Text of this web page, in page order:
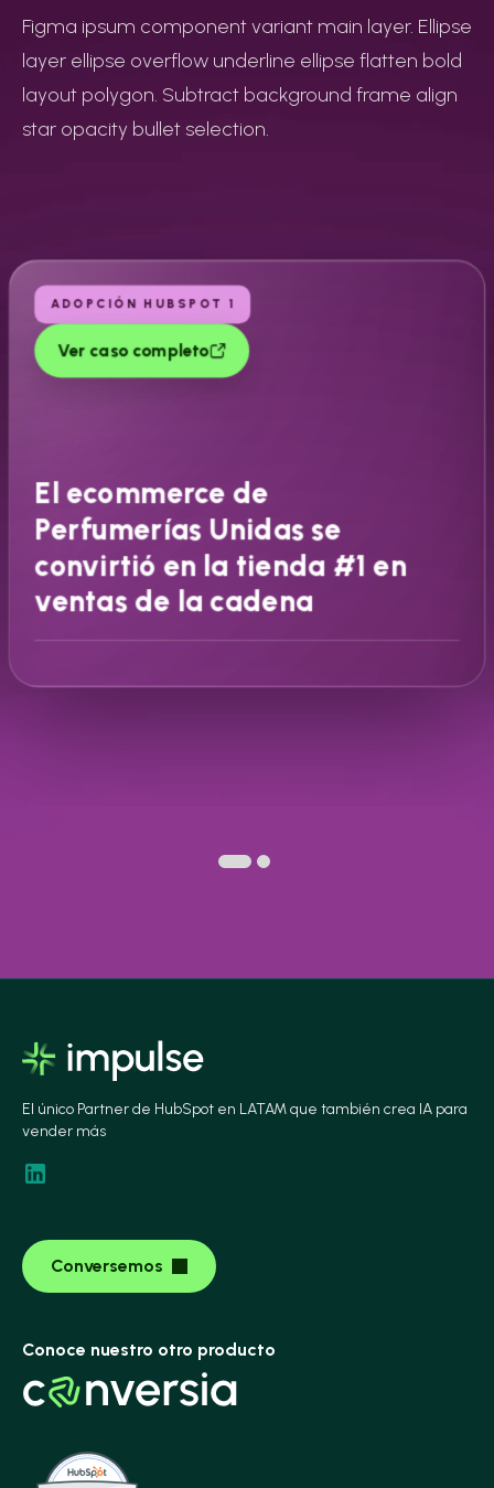
Figma ipsum component variant main layer. Ellipse
layer ellipse overflow underline ellipse flatten bold
layout polygon. Subtract background frame align
star opacity bullet selection.
ADOPCIÓN HUBSPOT 1
Ver caso completo
El ecommerce de
Perfumerías Unidas se
convirtió en la tienda #1 en
ventas de la cadena
El único Partner de HubSpot en LATAM que también crea IA para
vender más
Conversemos
Conoce nuestro otro producto